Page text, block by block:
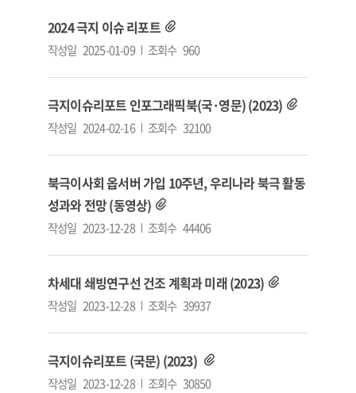
2024 극지 이슈 리포트
작성일 2025-01-09 조회수 960
극지이슈리포트 인포그래픽북(국·영문) (2023)
작성일 2024-02-16 조회수 32100
북극이사회 옵서버 가입 10주년, 우리나라 북극 활동
성과와 전망 (동영상)
작성일 2023-12-28 조회수 44406
차세대 쇄빙연구선 건조 계획과 미래 (2023)
작성일 2023-12-28 조회수 39937
극지이슈리포트 (국문) (2023)
작성일 2023-12-28 조회수 30850